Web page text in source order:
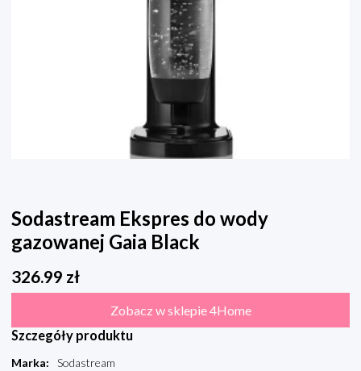
Sodastream Ekspres do wody
gazowanej Gaia Black
326.99 zł
Zobacz w sklepie 4Home
Szczegóły produktu
Marka:
Sodastream